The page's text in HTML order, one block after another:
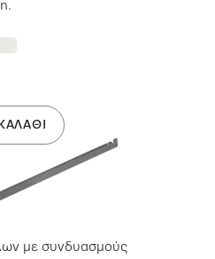
με συνδυασμούς